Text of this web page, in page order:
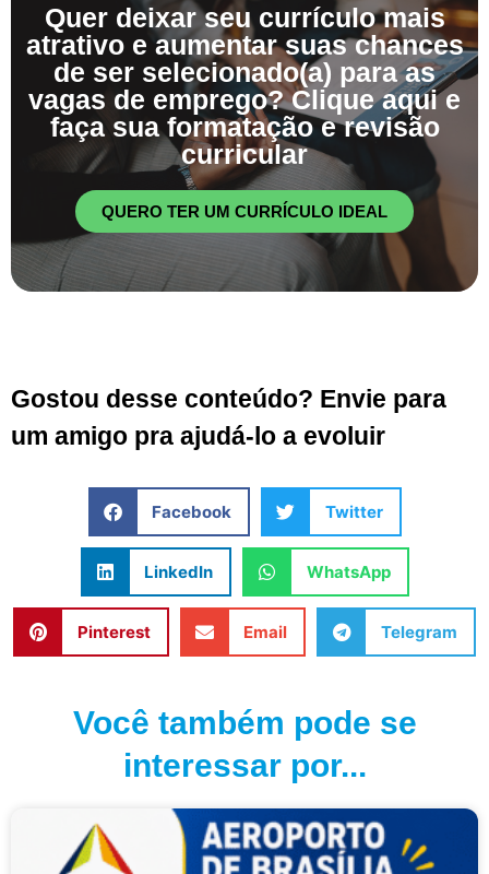
Quer deixar seu currículo mais
atrativo e aumentar suas chances
de ser selecionado(a) para as
vagas de emprego? Clique aqui e
faça sua formatação e revisão
curricular
QUERO TER UM CURRÍCULO IDEAL
Gostou desse conteúdo? Envie para
um amigo pra ajudá-lo a evoluir
Facebook Twitter
LinkedIn WhatsApp
Pinterest Email Telegram
Você também pode se
interessar por...